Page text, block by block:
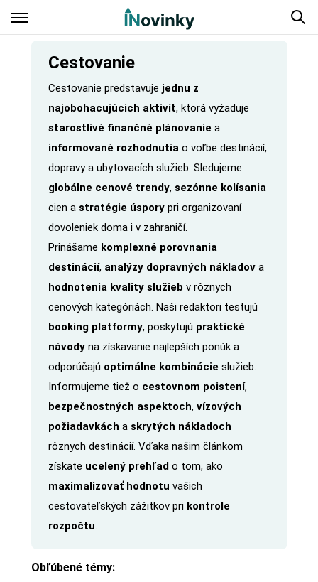
Cestovanie
Cestovanie predstavuje jednu z
najobohacujúcich aktivít, ktorá vyžaduje
starostlivé finančné plánovanie a
informované rozhodnutiao voľbe destinácií,
dopravy a ubytovacích služieb. Sledujeme
globálne cenové trendy, sezónne kolísania
cien a stratégie úsporypri organizovaní
dovoleniek doma i v zahraničí.
Prinášame komplexné porovnania
destinácií, analýzy dopravných nákladova
hodnotenia kvality služieb v rôznych
cenových kategóriách. Naši redaktori testujú
booking platformy, poskytujú praktické
návodyna získavanie najlepších ponúk a
odporúčajú optimálne kombinácie služieb.
Informujeme tiež o cestovnom poistení,
bezpečnostných aspektoch, vízových
požiadavkách a skrytých nákladoch
rôznych destinácií. Vďaka našim článkom
získate ucelený prehľado tom, ako
maximalizovať hodnotu vašich
cestovateľských zážitkov pri kontrole
rozpočtu.
Obľúbené témy: